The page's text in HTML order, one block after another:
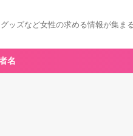
ッズなど女性の求める情報が集ま
名